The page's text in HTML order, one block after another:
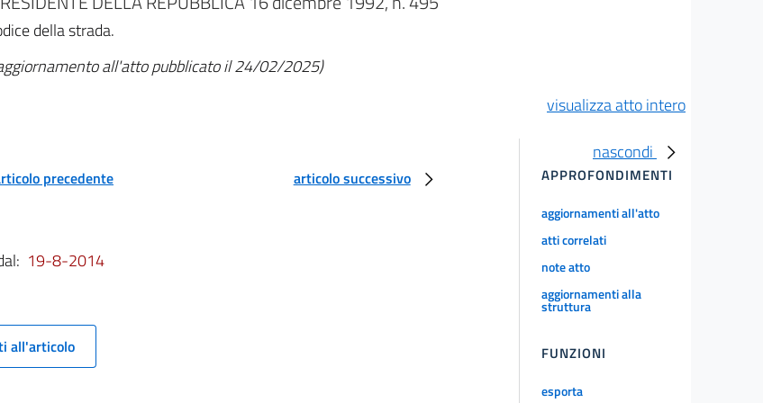
della strada.
all'atto pubblicato il 24/02/2025)
visualizza atto intero
precedente articolo successivo
19-8-2014
all'articolo
nascondi
APPROFONDIMENTI
aggiornamenti all'atto
atti correlati
note atto
aggiornamenti alla
struttura
FUNZIONI
esporta